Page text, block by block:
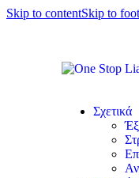
Skip to contentSkip to
Σχετικά